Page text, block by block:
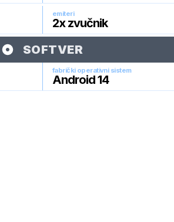
emiteri
2x zvučnik
SOFTVER
fabrički operativni sistem
Android 14